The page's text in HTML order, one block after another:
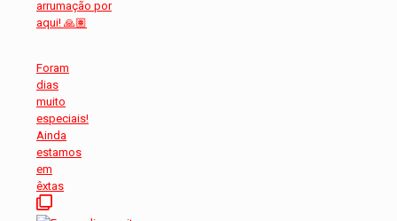
Foram
dias
muito
especiais!
Ainda
estamos
em
êxtas